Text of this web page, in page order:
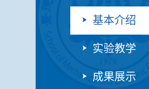
基本介绍
实验教学
成果展示